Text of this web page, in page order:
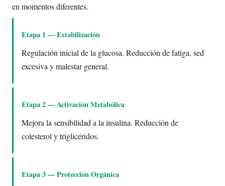
en momentos diferentes.
Etapa 1 — Estabilización
Regulación inicial de la glucosa. Reducción de fatiga, sed
excesiva y malestar general.
Etapa 2 — Activación Metabólica
Mejora la sensibilidad a la insulina. Reducción de
colesterol y triglicéridos.
Etapa 3 — Protección Orgánica